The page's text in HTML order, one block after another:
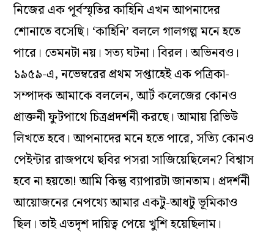
নিজের এক পূর্বস্মৃতির কাহিনি এখন আপনাদের
শোনাতে বসেছি। ‘কাহিনি’ বললে গালগল্প মনে হতে
পারে। তেমনটা নয়। সত্য ঘটনা। বিরল। অভিনবও।
১৯৫৯-এ, নভেম্বরের প্রথম সপ্তাহেই এক পত্রিকা-
সম্পাদক আমাকে বললেন, আর্ট কলেজের কোনও
প্রাক্তনী ফুটপাথে চিত্রপ্রদর্শনী করছে। আমায় রিভিউ
লিখতে হবে। আপনাদের মনে হতে পারে, সত্যি কোনও
পেইন্টার রাজপথে ছবির পসরা সাজিয়েছিলেন? বিশ্বাস
হবে না হয়তো! আমি কিন্তু ব্যাপারটা জানতাম। প্রদর্শনী
আয়োজনের নেপথ্যে আমার একটু-আধটু ভূমিকাও
ছিল। তাই এতদৃশ দায়িত্ব পেয়ে খুশি হয়েছিলাম।